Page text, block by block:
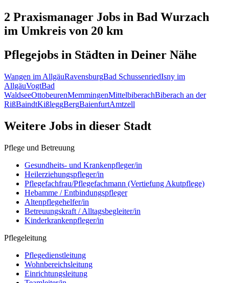
2 Praxismanager Jobs in Bad Wurzach
im Umkreis von 20 km
Pflegejobs in Städten in Deiner Nähe
Wangen im AllgäuRavensburgBad SchussenriedIsny im
AllgäuVogtBad
WaldseeOttobeurenMemmingenMittelbiberachBiberach an der
RißBaindtKißleggBergBaienfurtAmtzell
Weitere Jobs in dieser Stadt
Pflege und Betreuung
Gesundheits- und Krankenpfleger/in
Heilerziehungspfleger/in
Pflegefachfrau/Pflegefachmann (Vertiefung Akutpflege)
Hebamme / Entbindungspfleger
Altenpflegehelfer/in
Betreuungskraft / Alltagsbegleiter/in
Kinderkrankenpfleger/in
Pflegeleitung
Pflegedienstleitung
Wohnbereichsleitung
Einrichtungsleitung